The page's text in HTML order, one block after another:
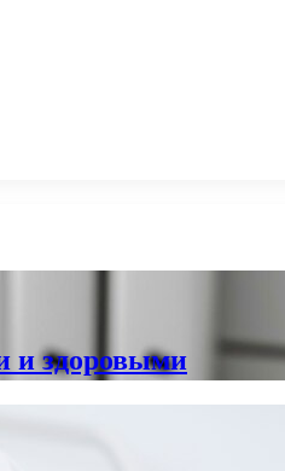
и здоровыми